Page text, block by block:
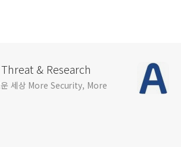
& Research
운 세상 More Security, More